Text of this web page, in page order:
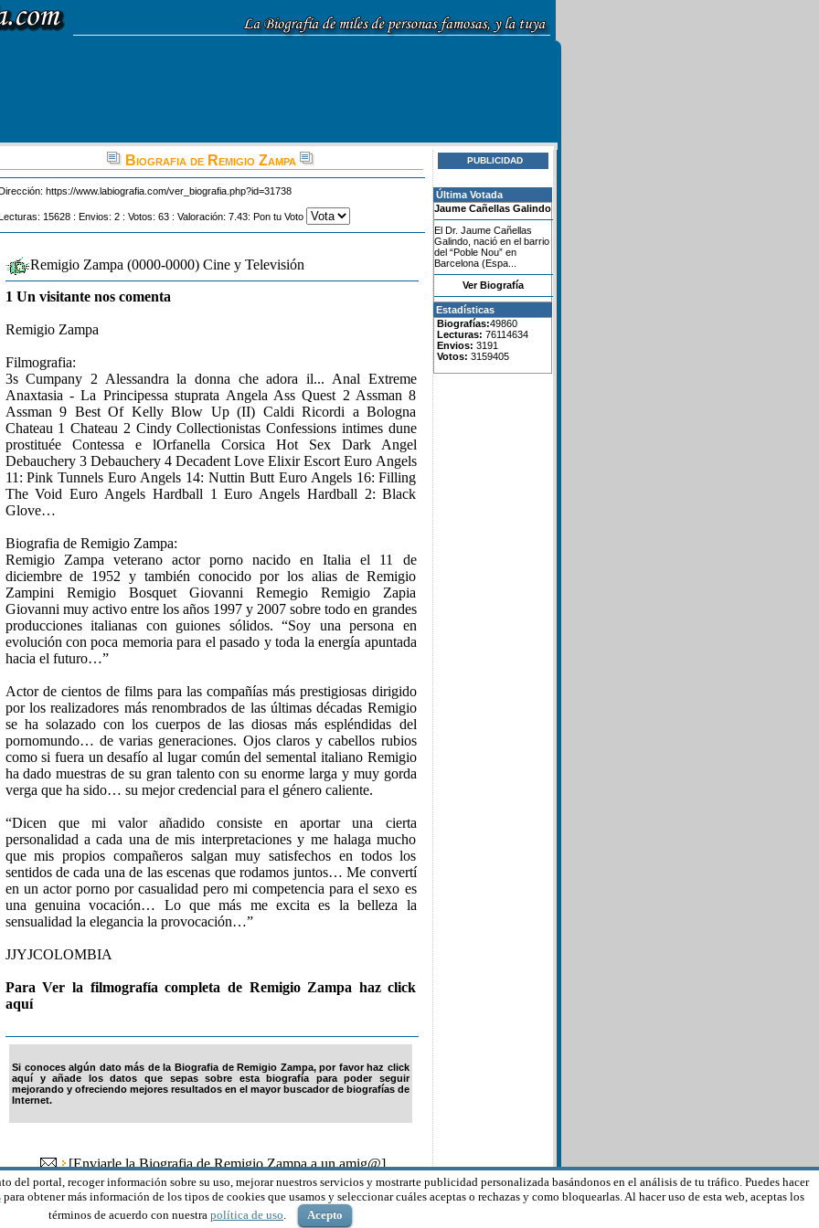
portal, recoger información sobre su uso, mejorar nuestros servicios y mostrarte publicidad personalizada basándonos en el análisis de tu tráfico. Puedes hacer
para obtener más información de los tipos de cookies que usamos y seleccionar cuáles aceptas o rechazas y como bloquearlas. Al hacer uso de esta web, aceptas los
términos de acuerdo con nuestra política de uso. Acepto
Biografia de Remigio Zampa
https://www.labiografia.com/ver_biografia.php?id=31738
15628 : Envios: 2 : Votos: 63 : Valoración: 7.43: Pon tu Voto
Remigio Zampa (0000-0000) Cine y Televisión
1 Un visitante nos comenta
Remigio Zampa
Filmografia:
3s Cumpany 2 Alessandra la donna che adora il... Anal Extreme
Anaxtasia - La Principessa stuprata Angela Ass Quest 2 Assman 8
Assman 9 Best Of Kelly Blow Up (II) Caldi Ricordi a Bologna
Chateau 1 Chateau 2 Cindy Collectionistas Confessions intimes dune
prostituée Contessa e lOrfanella Corsica Hot Sex Dark Angel
Debauchery 3 Debauchery 4 Decadent Love Elixir Escort Euro Angels
11: Pink Tunnels Euro Angels 14: Nuttin Butt Euro Angels 16: Filling
The Void Euro Angels Hardball 1 Euro Angels Hardball 2: Black
Glove…
Biografia de Remigio Zampa:
Remigio Zampa veterano actor porno nacido en Italia el 11 de
diciembre de 1952 y también conocido por los alias de Remigio
Zampini Remigio Bosquet Giovanni Remegio Remigio Zapia
Giovanni muy activo entre los años 1997 y 2007 sobre todo en grandes
producciones italianas con guiones sólidos. “Soy una persona en
evolución con poca memoria para el pasado y toda la energía apuntada
hacia el futuro…”
Actor de cientos de films para las compañías más prestigiosas dirigido
por los realizadores más renombrados de las últimas décadas Remigio
se ha solazado con los cuerpos de las diosas más espléndidas del
pornomundo… de varias generaciones. Ojos claros y cabellos rubios
como si fuera un desafío al lugar común del semental italiano Remigio
ha dado muestras de su gran talento con su enorme larga y muy gorda
verga que ha sido… su mejor credencial para el género caliente.
“Dicen que mi valor añadido consiste en aportar una cierta
personalidad a cada una de mis interpretaciones y me halaga mucho
que mis propios compañeros salgan muy satisfechos en todos los
sentidos de cada una de las escenas que rodamos juntos… Me convertí
en un actor porno por casualidad pero mi competencia para el sexo es
una genuina vocación… Lo que más me excita es la belleza la
sensualidad la elegancia la provocación…”
JJYJCOLOMBIA
Para Ver la filmografía completa de Remigio Zampa haz click
aquí
Si conoces algún dato más de la Biografia de Remigio Zampa, por favor haz click
aquí y añade los datos que sepas sobre esta biografía para poder seguir
mejorando y ofreciendo mejores resultados en el mayor buscador de biografías de
Internet.
[Enviarle la Biografia de Remigio Zampa a un amig@]
PUBLICIDAD
Última Votada
Jaume Cañellas Galindo
El Dr. Jaume Cañellas
Galindo, nació en el barrio
del “Poble Nou” en
Barcelona (Espa...
Ver Biografía
Estadísticas
Biografías:49860
Lecturas: 76114634
Envios: 3191
Votos: 3159405
© 2000-2026 HGM Network S.L. Todos los derechos reservados
Términos y Condiciones de nuestros serviciosy es mayor de edad.